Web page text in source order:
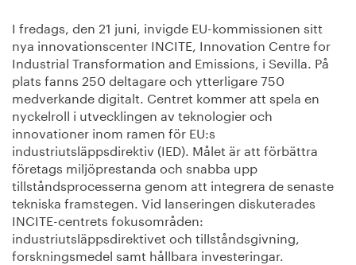
I fredags, den 21 juni, invigde EU-kommissionen sitt
nya innovationscenter INCITE, Innovation Centre for
Industrial Transformation and Emissions, i Sevilla. På
plats fanns 250 deltagare och ytterligare 750
medverkande digitalt. Centret kommer att spela en
nyckelroll i utvecklingen av teknologier och
innovationer inom ramen för EU:s
industriutsläppsdirektiv (IED). Målet är att förbättra
företags miljöprestanda och snabba upp
tillståndsprocesserna genom att integrera de senaste
tekniska framstegen. Vid lanseringen diskuterades
INCITE-centrets fokusområden:
industriutsläppsdirektivet och tillståndsgivning,
forskningsmedel samt hållbara investeringar.